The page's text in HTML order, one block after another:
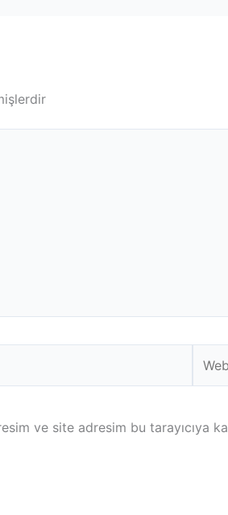
sitesi
ve site adresim bu tarayıcıya